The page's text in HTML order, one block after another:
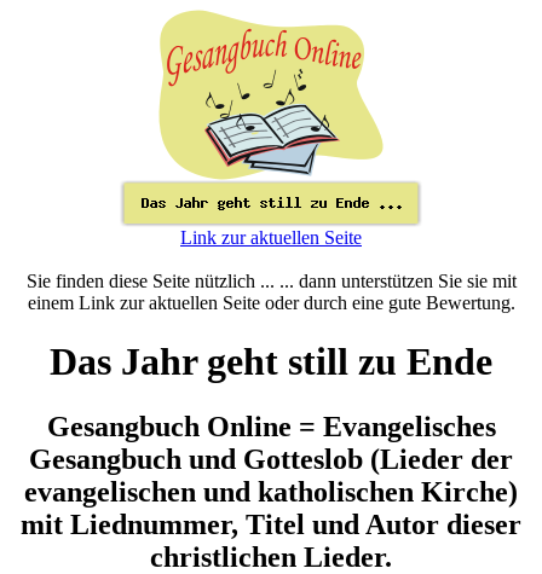
Link zur aktuellen Seite
Sie finden diese Seite nützlich ... ... dann unterstützen Sie sie mit
einem Link zur aktuellen Seite oder durch eine gute Bewertung.
Das Jahr geht still zu Ende
Gesangbuch Online = Evangelisches
Gesangbuch und Gotteslob (Lieder der
evangelischen und katholischen Kirche)
mit Liednummer, Titel und Autor dieser
christlichen Lieder.